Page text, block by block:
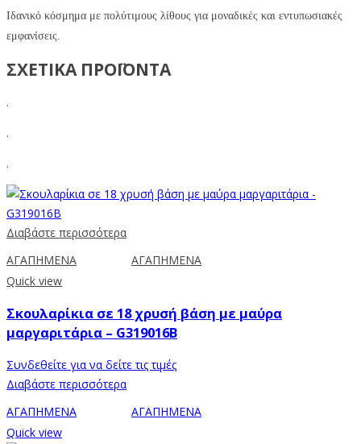
Ιδανικό κόσμημα με πολύτιμους λίθους για μοναδικές και εντυπωσιακές
εμφανίσεις.
ΣΧΕΤΙΚΑ ΠΡΟΪΟΝΤΑ
.
.
.
Διαβάστε περισσότερα
ΑΓΑΠΗΜΕΝΑ
ΑΓΑΠΗΜΕΝΑ
Quick view
Σκουλαρίκια σε 18 χρυσή βάση με μαύρα
μαργαριτάρια – G319016B
Συνδεθείτε για να δείτε τις τιμές
Διαβάστε περισσότερα
ΑΓΑΠΗΜΕΝΑ
ΑΓΑΠΗΜΕΝΑ
Quick view